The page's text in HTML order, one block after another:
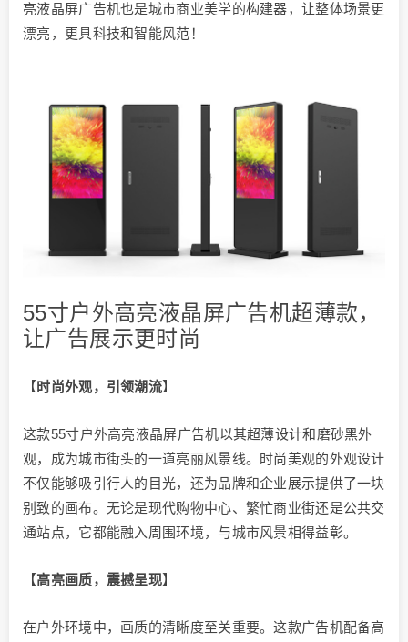
亮液晶屏广告机也是城市商业美学的构建器，让整体场景更
漂亮，更具科技和智能风范！
55寸户外高亮液晶屏广告机超薄款，
让广告展示更时尚
【时尚外观，引领潮流】
这款55寸户外高亮液晶屏广告机以其超薄设计和磨砂黑外
观，成为城市街头的一道亮丽风景线。时尚美观的外观设计
不仅能够吸引行人的目光，还为品牌和企业展示提供了一块
别致的画布。无论是现代购物中心、繁忙商业街还是公共交
通站点，它都能融入周围环境，与城市风景相得益彰。
【高亮画质，震撼呈现】
在户外环境中，画质的清晰度至关重要。这款广告机配备高